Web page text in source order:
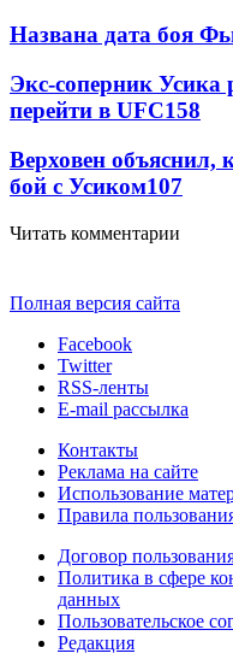
Названа дата боя
Экс-соперник Усика
перейти в UFC158
Верховен объяснил,
бой с Усиком107
Читать комментарии
Полная версия сайта
Facebook
Twitter
RSS-ленты
E-mail рассылка
Контакты
Реклама на сайте
Использование
Правила
Договор
Политика в сфере
данных
Пользовательское
Редакция